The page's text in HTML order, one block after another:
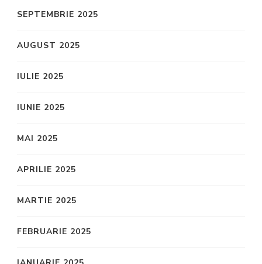
SEPTEMBRIE 2025
AUGUST 2025
IULIE 2025
IUNIE 2025
MAI 2025
APRILIE 2025
MARTIE 2025
FEBRUARIE 2025